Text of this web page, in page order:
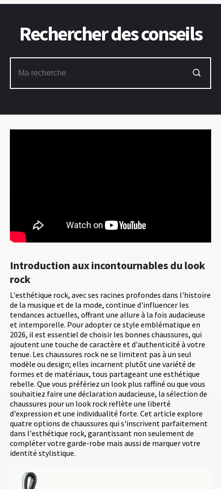
Introduction aux incontournables du look
rock
L'esthétique rock, avec ses racines profondes dans l'histoire
de la musique et de la mode, continue d'influencer les
tendances actuelles, offrant une allure à la fois audacieuse
et intemporelle. Pour adopter ce style emblématique en
2026, il est essentiel de choisir les bonnes chaussures, qui
ajoutent une touche de caractère et d'authenticité à votre
tenue. Les chaussures rock ne se limitent pas à un seul
modèle ou design; elles incarnent plutôt une variété de
formes et de matériaux, tous partageant une esthétique
rebelle. Que vous préfériez un look plus raffiné ou que vous
souhaitiez faire une déclaration audacieuse, la sélection de
chaussures pour un look rock reflète une liberté
d'expression et une individualité forte. Cet article explore
quatre options de chaussures qui s'inscrivent parfaitement
dans l'esthétique rock, garantissant non seulement de
compléter votre garde-robe mais aussi de marquer votre
identité stylistique.
Rechercher des conseils